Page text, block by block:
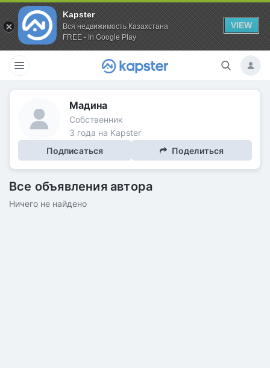
Kapster
Вся недвижимость Казахстана
FREE - In Google Play
VIEW
Мадина
Собственник
3 года на Kapster
Подписаться
Поделиться
Все объявления автора
Ничего не найдено